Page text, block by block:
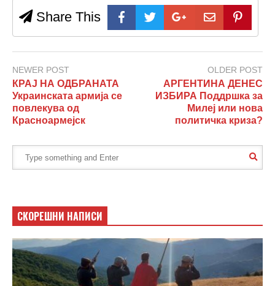
Share This
NEWER POST
КРАЈ НА ОДБРАНАТА
Украинската армија се
повлекува од
Красноармејск
OLDER POST
АРГЕНТИНА ДЕНЕС
ИЗБИРА Поддршка за
Милеј или нова
политичка криза?
СКОРЕШНИ НАПИСИ